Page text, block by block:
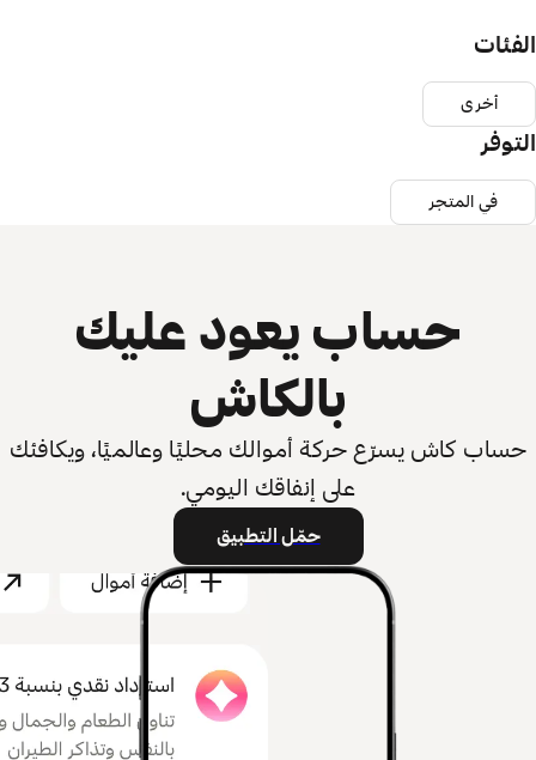
الفئات
أخرى
التوفر
في المتجر
حساب يعود عليك
بالكاش
حساب كاش يسرّع حركة أموالك محليًا وعالميًا، ويكافئك
على إنفاقك اليومي.
حمّل التطبيق